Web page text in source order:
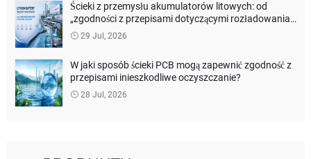
Ścieki z przemysłu akumulatorów litowych: od
„zgodności z przepisami dotyczącymi rozładowania”
do odzyskiwania zasobów
29 Jul, 2026
W jaki sposób ścieki PCB mogą zapewnić zgodność z
przepisami inieszkodliwe oczyszczanie?
28 Jul, 2026